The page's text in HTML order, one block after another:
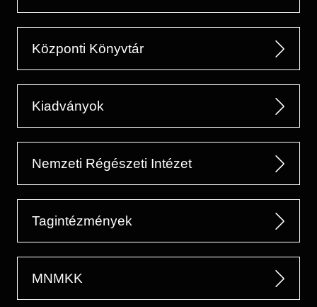
Központi Könyvtár
Kiadványok
Nemzeti Régészeti Intézet
Tagintézmények
MNMKK